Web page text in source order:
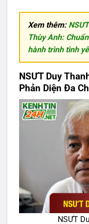
Xem thêm:
Thùy Anh:
hành trình tình
NSƯT Duy
Phản Diện Đa
NSƯT